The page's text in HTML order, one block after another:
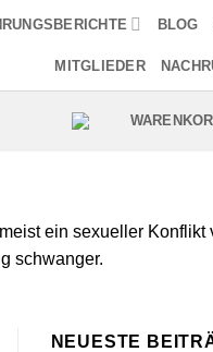
BLOG
MITGLIEDER
ein sexueller Konflikt
schwanger.
NEUESTE